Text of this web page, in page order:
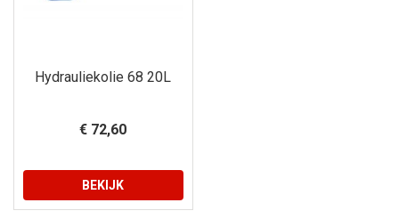
Hydrauliekolie 68 20L
€ 72,60
BEKIJK